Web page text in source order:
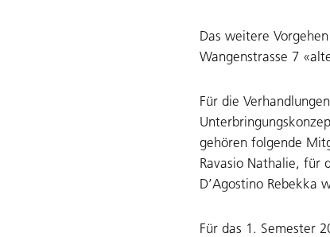
Das weitere
Wangenstrasse 7
Für die
gehören folgende
Ravasio Nathalie, für
D’Agostino Rebekka
Für das 1. Semester